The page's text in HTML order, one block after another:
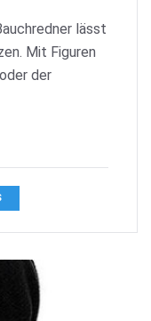
lässt
Mit Figuren
der